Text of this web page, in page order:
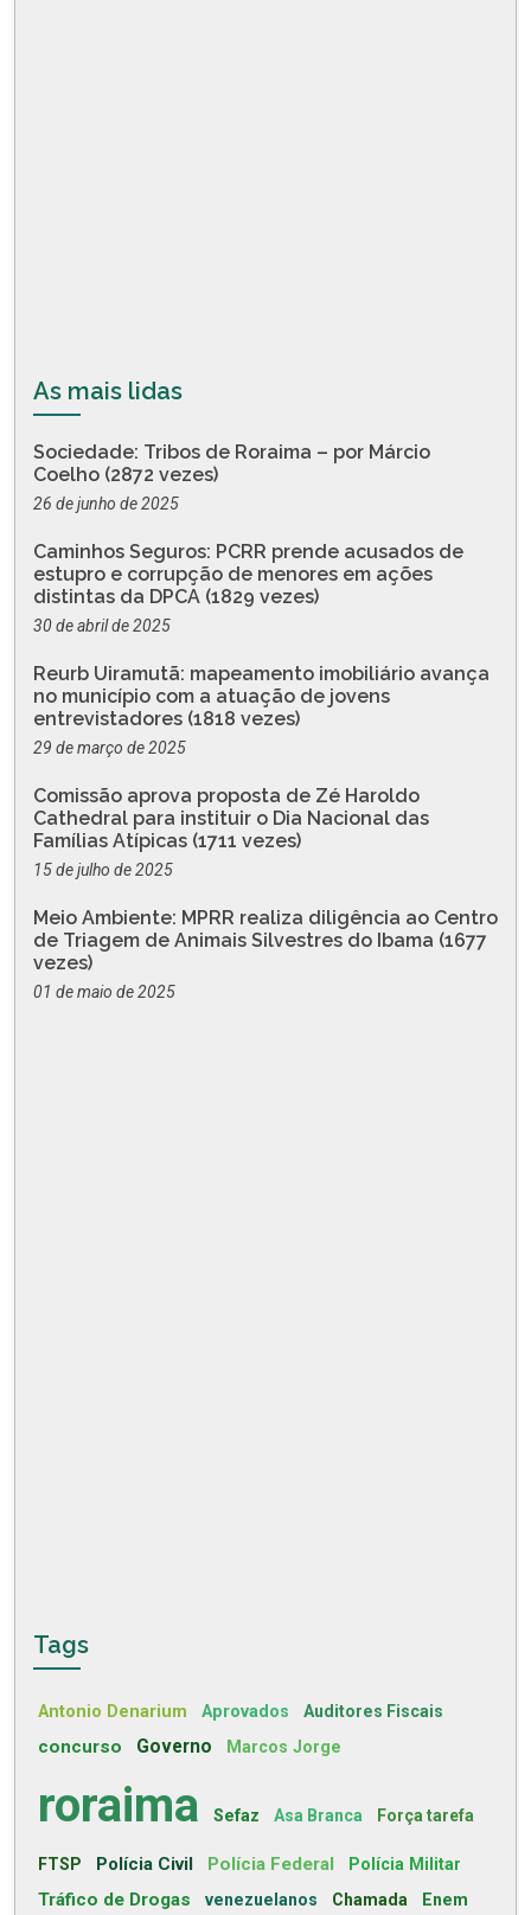
As mais lidas
Sociedade: Tribos de Roraima – por Márcio
Coelho (2872 vezes)
26 de junho de 2025
Caminhos Seguros: PCRR prende acusados de
estupro e corrupção de menores em ações
distintas da DPCA (1829 vezes)
30 de abril de 2025
Reurb Uiramutã: mapeamento imobiliário avança
no município com a atuação de jovens
entrevistadores (1818 vezes)
29 de março de 2025
Comissão aprova proposta de Zé Haroldo
Cathedral para instituir o Dia Nacional das
Famílias Atípicas (1711 vezes)
15 de julho de 2025
Meio Ambiente: MPRR realiza diligência ao Centro
de Triagem de Animais Silvestres do Ibama (1677
vezes)
01 de maio de 2025
Tags
Antonio Denarium Aprovados Auditores Fiscais
concurso Governo Marcos Jorge
roraima Sefaz Asa Branca Força tarefa
FTSP Polícia Civil Polícia Federal Polícia Militar
Tráfico de Drogas venezuelanos Chamada Enem